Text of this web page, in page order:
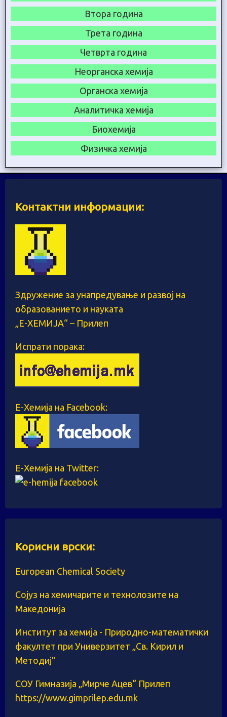
Втора година
Трета година
Четврта година
Неорганска хемија
Органска хемија
Аналитичка хемија
Биохемија
Физичка хемија
Контактни информации:
Здружение за унапредување и развој на
образованието и науката
„Е-ХЕМИЈА“ – Прилеп
Испрати порака:
Е-Хемија на Facebook:
Е-Хемија на Twitter:
Корисни врски:
European Chemical Society
Сојуз на хемичарите и технолозите на
Македонија
Институт за хемија - Природно-математички
факултет при Универзитет „Св. Кирил и
Методиј"
СОУ Гимназија „Мирче Ацев“ Прилеп
https://www.gimprilep.edu.mk